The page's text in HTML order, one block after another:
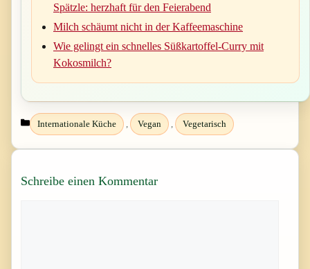
Spätzle: herzhaft für den Feierabend
Milch schäumt nicht in der Kaffeemaschine
Wie gelingt ein schnelles Süßkartoffel-Curry mit
Kokosmilch?
Kategorien
Internationale Küche , Vegan , Vegetarisch
Schreibe einen Kommentar